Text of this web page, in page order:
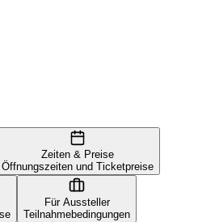
Zeiten & Preise
Öffnungszeiten und Ticketpreise
Für Aussteller
Teilnahmebedingungen